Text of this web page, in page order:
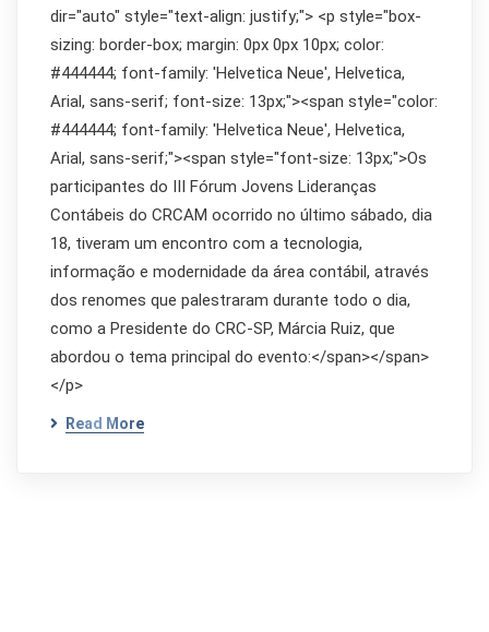
dir="auto" style="text-align: justify;"> <p style="box-
sizing: border-box; margin: 0px 0px 10px; color:
#444444; font-family: 'Helvetica Neue', Helvetica,
Arial, sans-serif; font-size: 13px;"><span style="color:
#444444; font-family: 'Helvetica Neue', Helvetica,
Arial, sans-serif;"><span style="font-size: 13px;">Os
participantes do III Fórum Jovens Lideranças
Contábeis do CRCAM ocorrido no último sábado, dia
18, tiveram um encontro com a tecnologia,
informação e modernidade da área contábil, através
dos renomes que palestraram durante todo o dia,
como a Presidente do CRC-SP, Márcia Ruiz, que
abordou o tema principal do evento:</span></span>
</p>
Read More